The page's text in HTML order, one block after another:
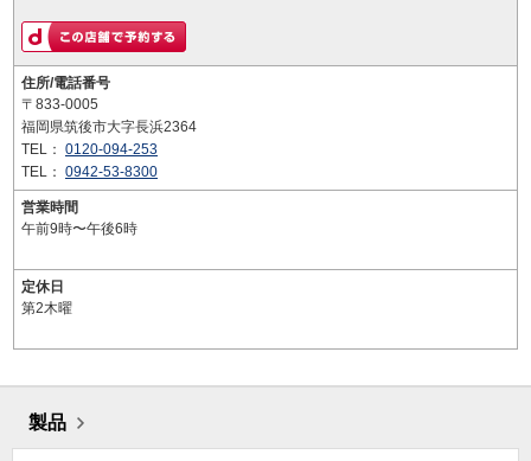
住所/電話番号
〒833-0005
福岡県筑後市大字長浜2364
TEL： 0120-094-253
TEL： 0942-53-8300
営業時間
午前9時〜午後6時
定休日
第2木曜
製品